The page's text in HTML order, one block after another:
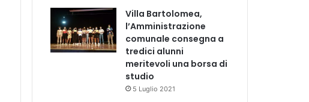
Villa Bartolomea,
l’Amministrazione
comunale consegna a
tredici alunni
meritevoli una borsa di
studio
5 Luglio 2021